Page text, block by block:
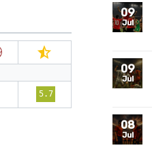
5.7
09
Jul
09
Jul
08
Jul